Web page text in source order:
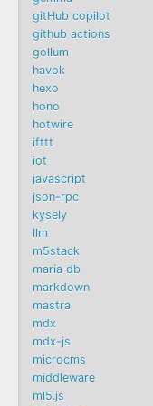
gitHub copilot
github actions
gollum
havok
hexo
hono
hotwire
ifttt
iot
javascript
json-rpc
kysely
llm
m5stack
maria db
markdown
mastra
mdx
mdx-js
microcms
middleware
ml5.js